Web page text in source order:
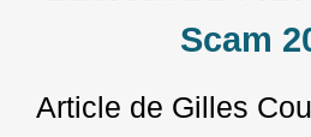
Scam
Article de Gilles